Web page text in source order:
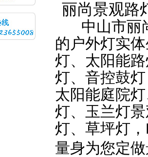
丽尚景观路
中山市丽
的户外灯实
灯、 太阳能
灯、音控鼓
太阳能庭院
灯、玉兰灯
灯、草坪灯，
量身为您定